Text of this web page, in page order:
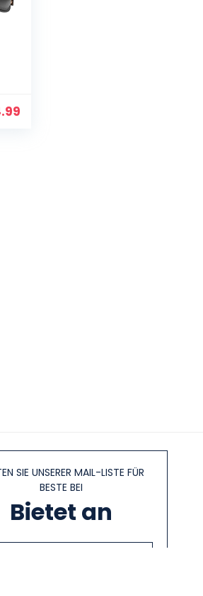
SIE UNSERER MAIL-LISTE FÜR
BESTE BEI
Bietet an